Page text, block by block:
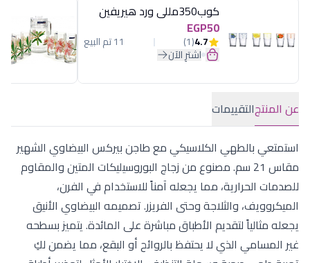
كوب350مللى ورد هيريفين
EGP50
4.7
(1) 11 تم البيع
اشترِ الآن
عن المنتجالتقييمات
استمتعي بالطهي الكلاسيكي مع طاجن بيركس البيضاوي الشهير
مقاس 21 سم. مصنوع من زجاج البوروسيليكات المتين والمقاوم
للصدمات الحرارية، مما يجعله آمناً للاستخدام في الفرن،
الميكروويف، والثلاجة وحتى الفريزر. تصميمه البيضاوي الأنيق
يجعله مثالياً لتقديم الأطباق مباشرة على المائدة. يتميز بسطحه
غير المسامي الذي لا يحتفظ بالروائح أو البقع، مما يضمن لكِ